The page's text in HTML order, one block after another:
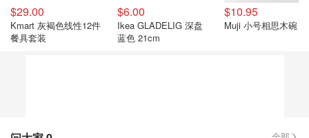
$29.00
Kmart 灰褐色线性12件
餐具套装
$6.00
Ikea GLADELIG 深盘
蓝色 21cm
$10.95
Muji 小号相思木碗